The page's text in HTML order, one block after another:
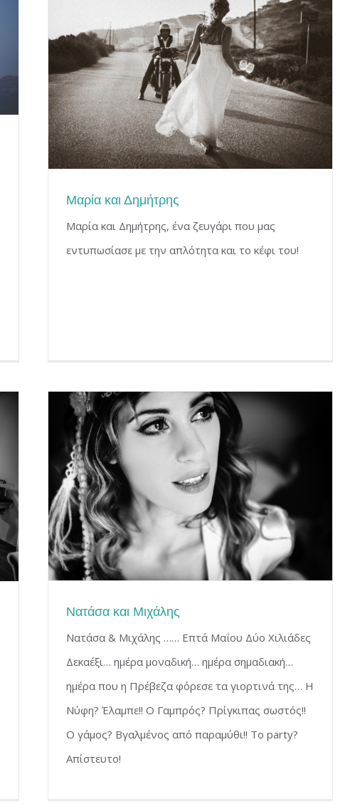
Μαρία και Δημήτρης
Μαρία και Δημήτρης, ένα ζευγάρι που μας
εντυπωσίασε με την απλότητα και το κέφι του!
Νατάσα και Μιχάλης
Νατάσα & Μιχάλης …… Επτά Μαΐου Δύο Χιλιάδες
Δεκαέξι… ημέρα μοναδική… ημέρα σημαδιακή…
ημέρα που η Πρέβεζα φόρεσε τα γιορτινά της… Η
Νύφη? Έλαμπε!! Ο Γαμπρός? Πρίγκιπας σωστός!!
Ο γάμος? Βγαλμένος από παραμύθι!! Το party?
Απίστευτο!